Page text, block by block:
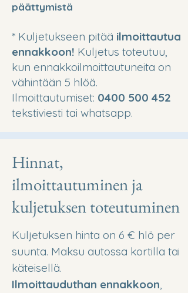
päättymistä
* Kuljetukseen pitää ilmoittautua
ennakkoon! Kuljetus toteutuu,
kun ennakkoilmoittautuneita on
vähintään 5 hlöä.
Ilmoittautumiset: 0400 500 452
tekstiviesti tai whatsapp.
Hinnat,
ilmoittautuminen ja
kuljetuksen toteutuminen
Kuljetuksen hinta on 6 € hlö per
suunta. Maksu autossa kortilla tai
käteisellä.
Ilmoittauduthan ennakkoon,